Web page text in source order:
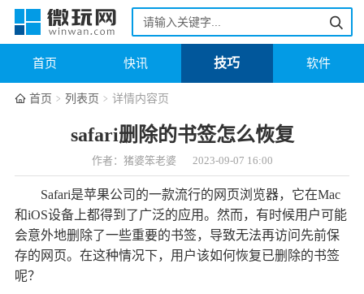
首页 快讯 技巧 软件
首页 列表页 详情内容页
safari删除的书签怎么恢复
作者：猪婆笨老婆 2023-09-07 16:00
Safari是苹果公司的一款流行的网页浏览器，它在Mac
和iOS设备上都得到了广泛的应用。然而，有时候用户可能
会意外地删除了一些重要的书签，导致无法再访问先前保
存的网页。在这种情况下，用户该如何恢复已删除的书签
呢？